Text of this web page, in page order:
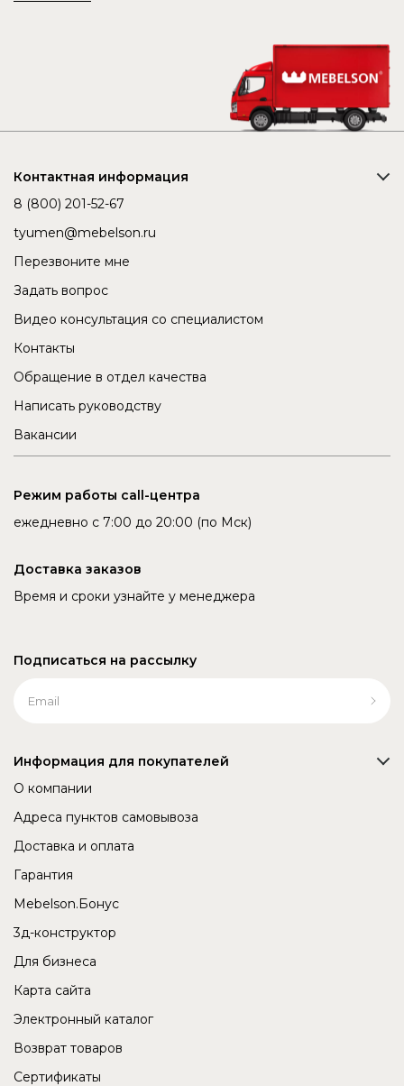
Контактная информация
8 (800) 201-52-67
tyumen@mebelson.ru
Перезвоните мне
Задать вопрос
Видео консультация со специалистом
Контакты
Обращение в отдел качества
Написать руководству
Вакансии
Режим работы call-центра
ежедневно с 7:00 до 20:00 (по Мск)
Доставка заказов
Время и сроки узнайте у менеджера
Подписаться на рассылку
Информация для покупателей
О компании
Адреса пунктов самовывоза
Доставка и оплата
Гарантия
Mebelson.Бонус
3д-конструктор
Для бизнеса
Карта сайта
Электронный каталог
Возврат товаров
Сертификаты